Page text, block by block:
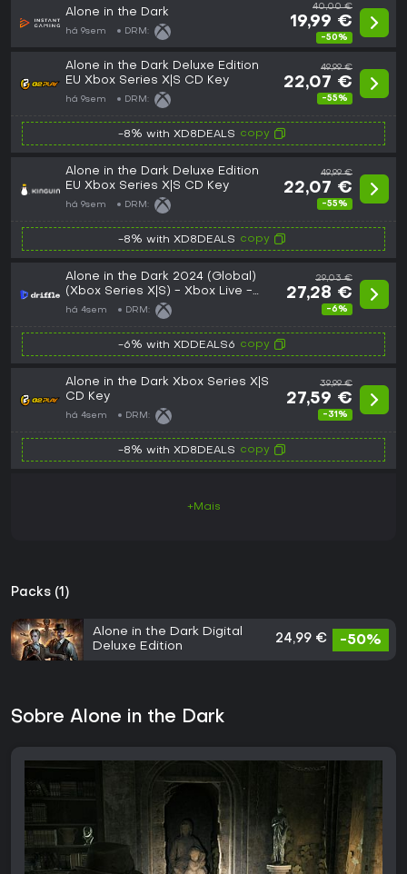
Alone in the Dark
há 9sem DRM:
40,00 €
19,99 €
-50%
Alone in the Dark Deluxe Edition
EU Xbox Series X|S CD Key
há 9sem DRM:
49,99 €
22,07 €
-55%
-8% with XD8DEALS copy
Alone in the Dark Deluxe Edition
EU Xbox Series X|S CD Key
há 9sem DRM:
49,99 €
22,07 €
-55%
-8% with XD8DEALS copy
Alone in the Dark 2024 (Global)
(Xbox Series X|S) - Xbox Live -
Digital Key
há 4sem DRM:
29,03 €
27,28 €
-6%
-6% with XDDEALS6 copy
Alone in the Dark Xbox Series X|S
CD Key
há 4sem DRM:
39,99 €
27,59 €
-31%
-8% with XD8DEALS copy
+Mais
Packs (1)
Alone in the Dark Digital
Deluxe Edition
24,99 € -50%
Sobre Alone in the Dark